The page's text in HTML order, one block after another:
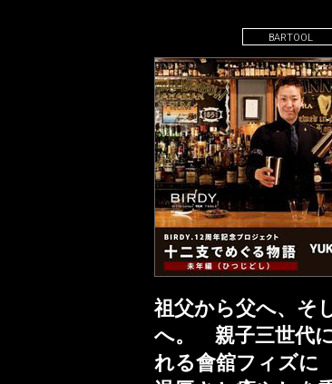
BARTOOL
祖父から父へ、そ
へ。 親子三世代
れる會舘フィズ